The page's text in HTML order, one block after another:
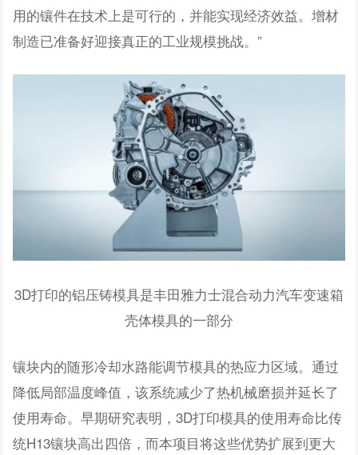
用的镶件在技术上是可行的，并能实现经济效益。增材
制造已准备好迎接真正的工业规模挑战。”
3D打印的铝压铸模具是丰田雅力士混合动力汽车变速箱
壳体模具的一部分
镶块内的随形冷却水路能调节模具的热应力区域。通过
降低局部温度峰值，该系统减少了热机械磨损并延长了
使用寿命。早期研究表明，3D打印模具的使用寿命比传
统H13镶块高出四倍，而本项目将这些优势扩展到更大